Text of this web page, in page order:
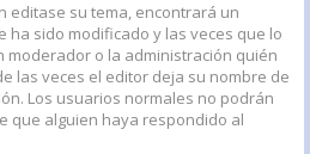
editase su tema, encontrará un
ha sido modificado y las veces que lo
moderador o la administración quién
las veces el editor deja su nombre de
Los usuarios normales no podrán
que alguien haya respondido al